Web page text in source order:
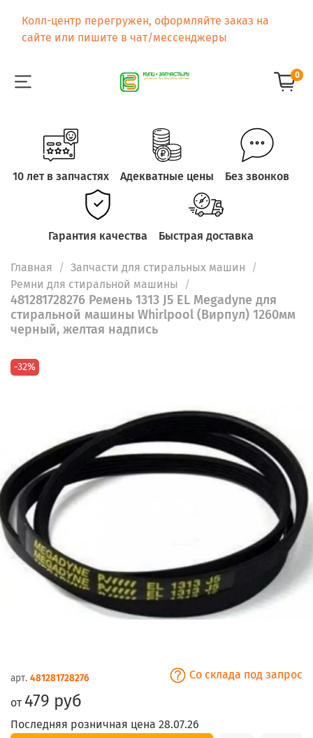
Колл-центр перегружен, оформляйте заказ на
сайте или пишите в чат/мессенджеры
0
10 лет в запчастях Адекватные цены Без звонков
Гарантия качества Быстрая доставка
Главная
Запчасти для стиральных машин
Ремни для стиральной машины
481281728276 Ремень 1313 J5 EL Megadyne для
стиральной машины Whirlpool (Вирпул) 1260мм
черный, желтая надпись
-32%
арт. 481281728276 Со склада под запрос
от 479 руб
Последняя розничная цена 28.07.26